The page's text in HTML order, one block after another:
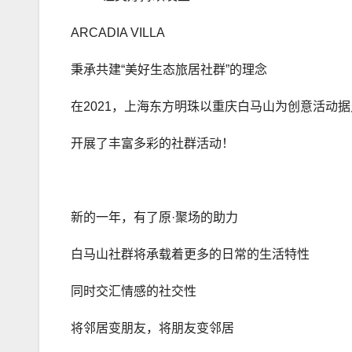
ARCADIA VILLA
秉承共建“美好生态旅居社群”的理念
在2021，上海东方明珠以重庆白马山为创意活动
开展了丰富多彩的社群活动！
新的一年，有了原·聚场的助力
白马山社群将承载着更多的日常的生活特性
同时交汇情感的社交性
将邻居变朋友，将朋友变邻居